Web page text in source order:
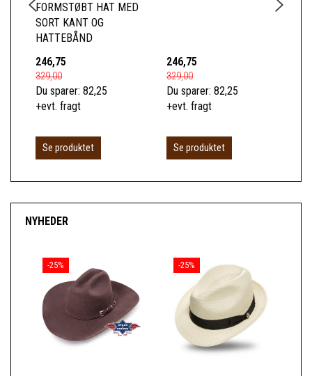
FORMSTØBT HAT MED
SORT KANT OG
HATTEBÅND
246,75
329,00
Du sparer: 82,25
+evt. fragt
Se produktet
246,75
329,00
Du sparer: 82,25
+evt. fragt
Se produktet
NYHEDER
-25% -25%